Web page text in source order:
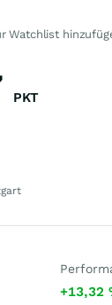
Watchlist
PKT
+13,32